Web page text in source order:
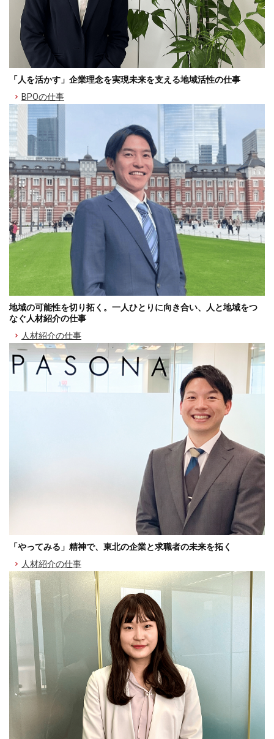
「人を活かす」企業理念を実現未来を支える地域活性の仕事
BPOの仕事
地域の可能性を切り拓く。一人ひとりに向き合い、人と地域をつ
なぐ人材紹介の仕事
人材紹介の仕事
「やってみる」精神で、東北の企業と求職者の未来を拓く
人材紹介の仕事